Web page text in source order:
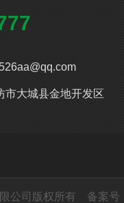
市大城县金地开发区
公司版权所有 备案号